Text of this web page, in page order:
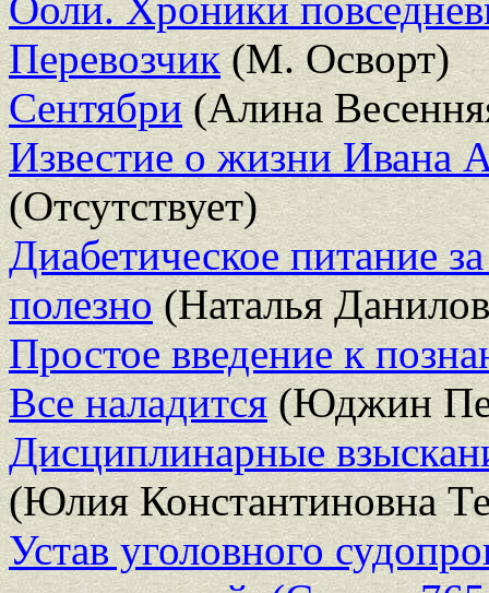
Перевозчик(М. Осворт)
Сентябри(Алина
Известие о жизни Ивана
(Отсутствует)
Диабетическое питание
полезно(Наталья
Простое введение к
Все наладится(Юджин
Дисциплинарные
(Юлия Константиновна
Устав уголовного